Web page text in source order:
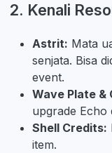
2. Kenali
Astrit: Mata
senjata. Bisa
event.
Wave Plate
upgrade Echo
Shell Credits:
item.